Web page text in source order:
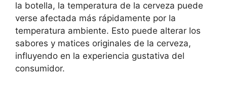
la botella, la temperatura de la cerveza puede
verse afectada más rápidamente por la
temperatura ambiente. Esto puede alterar los
sabores y matices originales de la cerveza,
influyendo en la experiencia gustativa del
consumidor.